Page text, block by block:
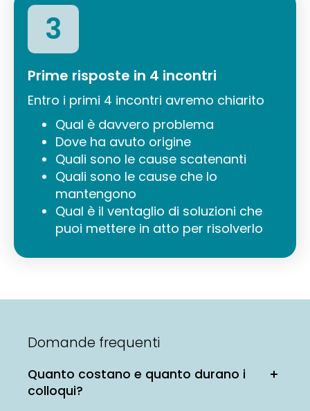
3
Prime risposte in 4 incontri
Entro i primi 4 incontri avremo chiarito
Qual è davvero problema
Dove ha avuto origine
Quali sono le cause scatenanti
Quali sono le cause che lo
mantengono
Qual è il ventaglio di soluzioni che
puoi mettere in atto per risolverlo
Domande frequenti
Quanto costano e quanto durano i
colloqui?